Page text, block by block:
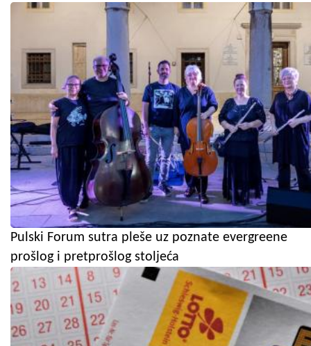
Pulski Forum sutra pleše uz poznate evergreene
prošlog i pretprošlog stoljeća